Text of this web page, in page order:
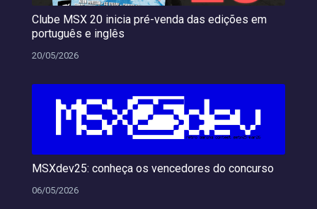
Clube MSX 20 inicia pré-venda das edições em
português e inglês
20/05/2026
MSXdev25: conheça os vencedores do concurso
06/05/2026